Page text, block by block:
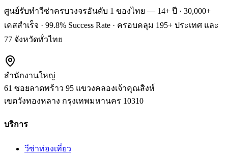
ศูนย์รับทำวีซ่าครบวงจรอันดับ 1 ของไทย — 14+ ปี · 30,000+
เคสสำเร็จ · 99.8% Success Rate · ครอบคลุม 195+ ประเทศ และ
77 จังหวัดทั่วไทย
สำนักงานใหญ่
61 ซอยลาดพร้าว 95 แขวงคลองเจ้าคุณสิงห์
เขตวังทองหลาง กรุงเทพมหานคร 10310
บริการ
วีซ่าท่องเที่ยว